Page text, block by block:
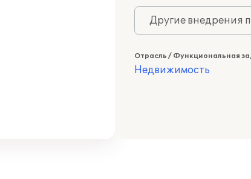
Другие внедрения
Отрасль / Функциональная
Недвижимость